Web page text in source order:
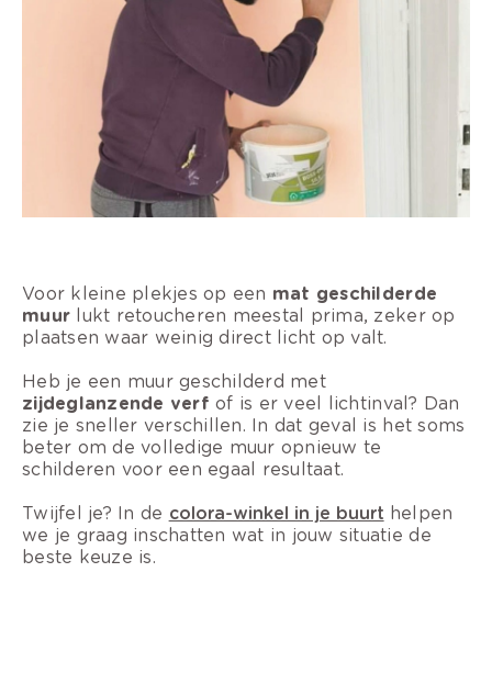
Voor kleine plekjes op een mat geschilderde
muur lukt retoucheren meestal prima, zeker op
plaatsen waar weinig direct licht op valt.
Heb je een muur geschilderd met
zijdeglanzende verf of is er veel lichtinval? Dan
zie je sneller verschillen. In dat geval is het soms
beter om de volledige muur opnieuw te
schilderen voor een egaal resultaat.
Twijfel je? In de colora-winkel in je buurt helpen
we je graag inschatten wat in jouw situatie de
beste keuze is.